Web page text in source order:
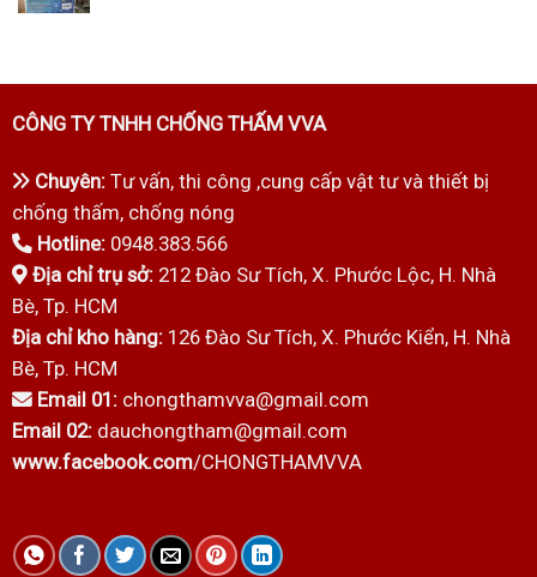
CÔNG TY TNHH CHỐNG THẤM VVA
Chuyên:Tư vấn, thi công ,cung cấp vật tư và thiết bị
chống thấm, chống nóng
Hotline:0948.383.566
Địa chỉ trụ sở:212 Đào Sư Tích, X. Phước Lộc, H. Nhà
Bè, Tp. HCM
Địa chỉ kho hàng:126 Đào Sư Tích, X. Phước Kiển, H. Nhà
Bè, Tp. HCM
Email 01:chongthamvva@gmail.com
Email 02:dauchongtham@gmail.com
www.facebook.com/CHONGTHAMVVA